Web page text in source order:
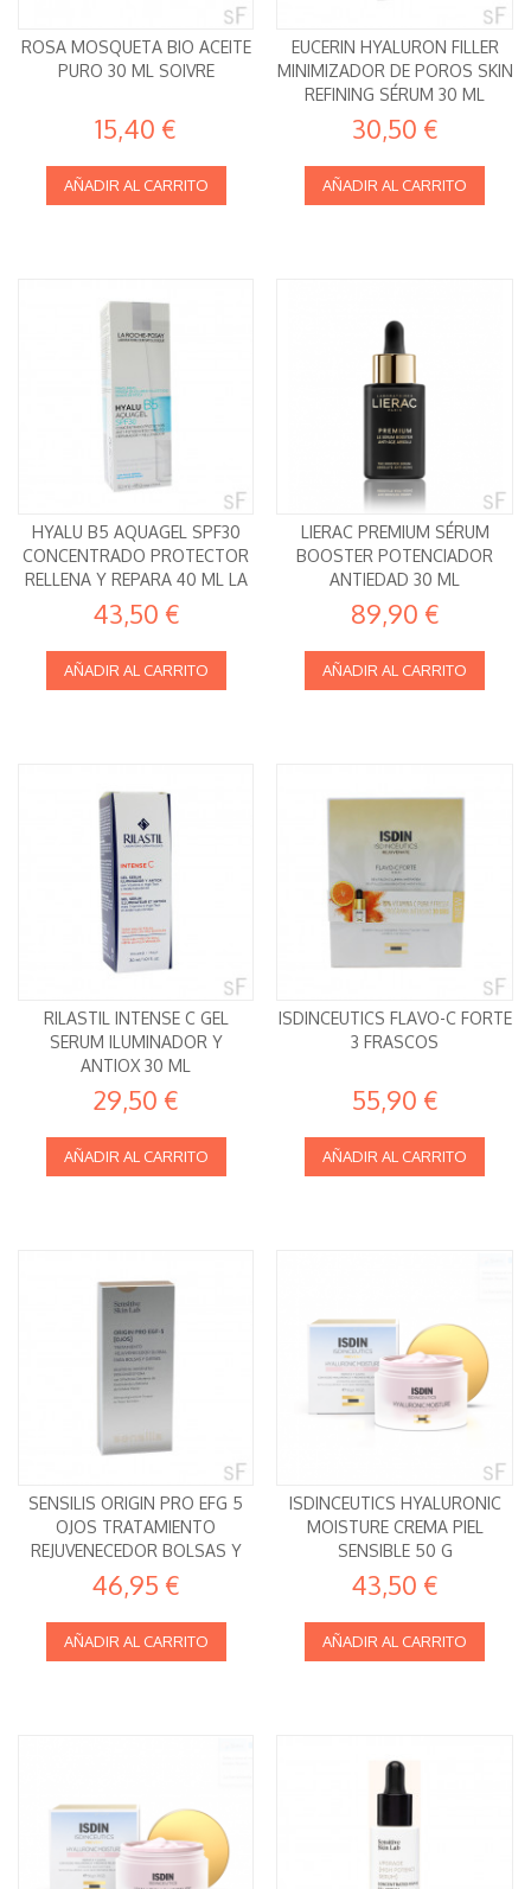
ROSA MOSQUETA BIO ACEITE
PURO 30 ML SOIVRE
15,40 €
AÑADIR AL CARRITO
EUCERIN HYALURON FILLER
MINIMIZADOR DE POROS SKIN
REFINING SÉRUM 30 ML
30,50 €
AÑADIR AL CARRITO
HYALU B5 AQUAGEL SPF30
CONCENTRADO PROTECTOR
RELLENA Y REPARA 40 ML LA
ROCHE POSAY
43,50 €
AÑADIR AL CARRITO
LIERAC PREMIUM SÉRUM
BOOSTER POTENCIADOR
ANTIEDAD 30 ML
89,90 €
AÑADIR AL CARRITO
RILASTIL INTENSE C GEL
SERUM ILUMINADOR Y
ANTIOX 30 ML
29,50 €
AÑADIR AL CARRITO
ISDINCEUTICS FLAVO-C FORTE
3 FRASCOS
55,90 €
AÑADIR AL CARRITO
SENSILIS ORIGIN PRO EFG 5
OJOS TRATAMIENTO
REJUVENECEDOR BOLSAS Y
OJERAS 15 ML
46,95 €
AÑADIR AL CARRITO
ISDINCEUTICS HYALURONIC
MOISTURE CREMA PIEL
SENSIBLE 50 G
43,50 €
AÑADIR AL CARRITO